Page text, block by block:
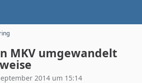
MKV umgewandelt
2014 um 15:14